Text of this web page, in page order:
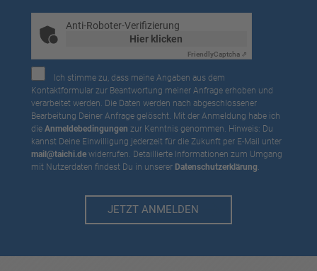
Anti-Roboter-Verifizierung
Hier klicken
FriendlyCaptcha ⇗
Ich stimme zu, dass meine Angaben aus dem
Kontaktformular zur Beantwortung meiner Anfrage erhoben und
verarbeitet werden. Die Daten werden nach abgeschlossener
Bearbeitung Deiner Anfrage gelöscht. Mit der Anmeldung habe ich
die Anmeldebedingungen zur Kenntnis genommen. Hinweis: Du
kannst Deine Einwilligung jederzeit für die Zukunft per E-Mail unter
mail@taichi.dewiderrufen. Detaillierte Informationen zum Umgang
mit Nutzerdaten findest Du in unserer Datenschutzerklärung.
JETZT ANMELDEN